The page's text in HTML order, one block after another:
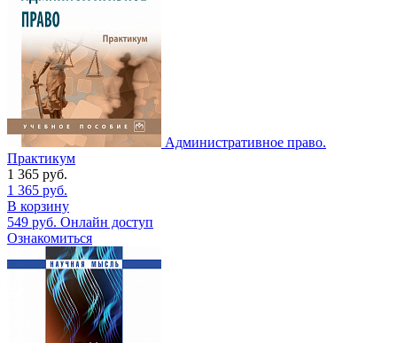
Административное право.
Практикум
1 365 руб.
1 365 руб.
В корзину
549 руб. Онлайн доступ
Ознакомиться